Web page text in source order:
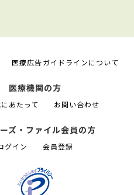
医療広告ガイドラインについて
医療機関の方
あたって お問い合わせ
ズ・ファイル会員の方
グイン 会員登録